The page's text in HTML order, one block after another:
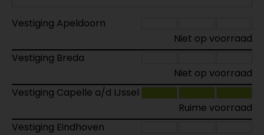
Vestiging Apeldoorn
Niet op voorraad
Vestiging Breda
Niet op voorraad
Vestiging Capelle a/d IJssel
Ruime voorraad
Vestiging Eindhoven